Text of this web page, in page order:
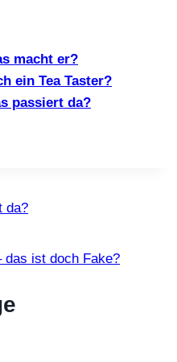
macht er?
ein Tea Taster?
passiert da?
da?
das ist doch Fake?